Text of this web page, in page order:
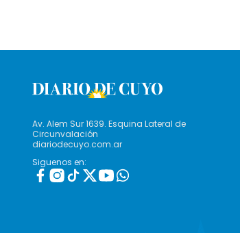
Av. Alem Sur 1639. Esquina Lateral de
Circunvalación
diariodecuyo.com.ar
Siguenos en: